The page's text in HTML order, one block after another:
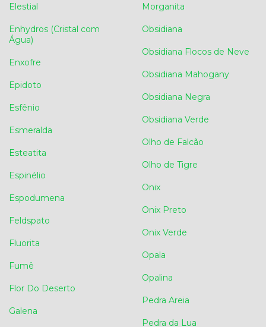
Elestial
Enhydros (Cristal com
Água)
Enxofre
Epidoto
Esfênio
Esmeralda
Esteatita
Espinélio
Espodumena
Feldspato
Fluorita
Fumê
Flor Do Deserto
Galena
Morganita
Obsidiana
Obsidiana Flocos de Neve
Obsidiana Mahogany
Obsidiana Negra
Obsidiana Verde
Olho de Falcão
Olho de Tigre
Onix
Onix Preto
Onix Verde
Opala
Opalina
Pedra Areia
Pedra da Lua